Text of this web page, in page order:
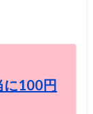
に100円